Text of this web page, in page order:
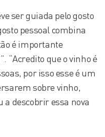
ser guiada pelo gosto
pessoal combina
é importante
“Acredito que o vinho é
por isso esse é um
sobre vinho,
descobrir essa nova